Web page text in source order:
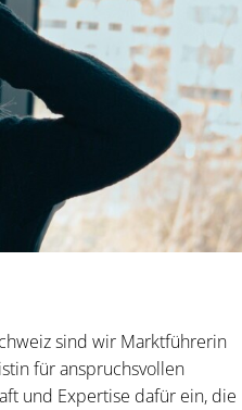
sind wir Marktführerin
für anspruchsvollen
und Expertise dafür ein, die